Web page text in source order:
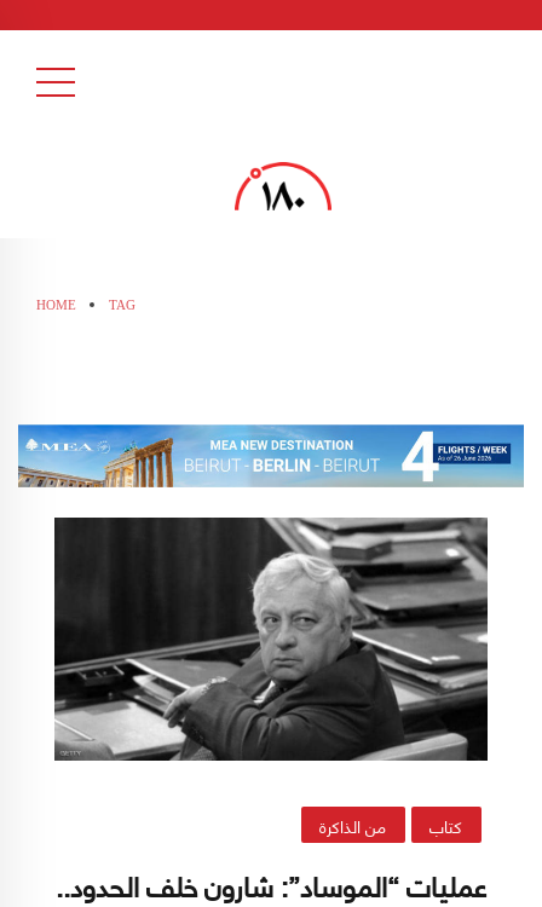
HOME TAG
كتاب من الذاكرة
عمليات “الموساد”: شارون خلف الحدود..